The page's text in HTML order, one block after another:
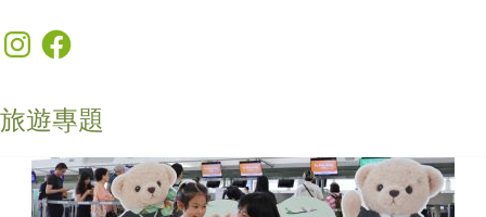
InstagramFacebook
旅遊專題